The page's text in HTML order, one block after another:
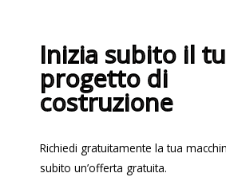
Inizia subito il
progetto di
costruzione
Richiedi gratuitamente la tua
subito un’offerta gratuita.